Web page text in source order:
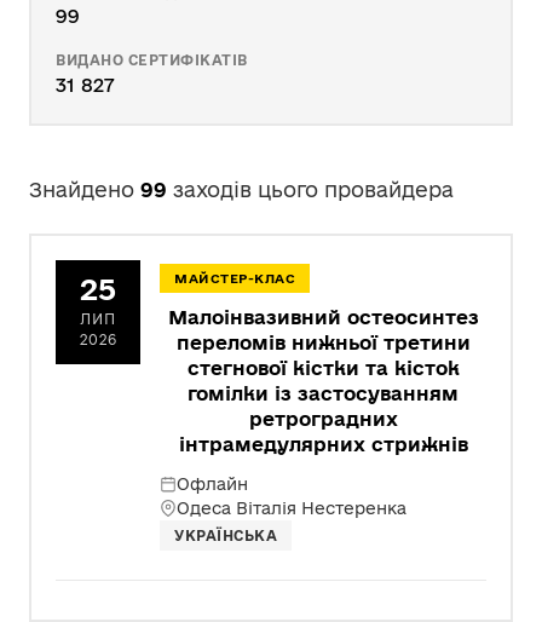
99
ВИДАНО СЕРТИФІКАТІВ
31 827
Знайдено 99 заходів цього провайдера
25
ЛИП
2026
МАЙСТЕР-КЛАС
Малоінвазивний остеосинтез
переломів нижньої третини
стегнової кістки та кісток
гомілки із застосуванням
ретроградних
інтрамедулярних стрижнів
Офлайн
Одеса Віталія Нестеренка
УКРАЇНСЬКА